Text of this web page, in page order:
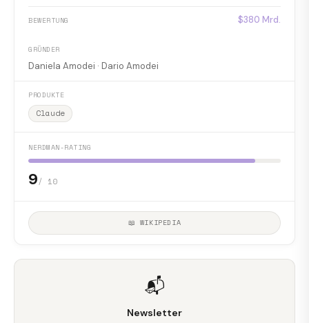
BEWERTUNG $380 Mrd.
GRÜNDER
Daniela Amodei · Dario Amodei
PRODUKTE
Claude
NERDMAN-RATING
9/ 10
📖 WIKIPEDIA
📬
Newsletter